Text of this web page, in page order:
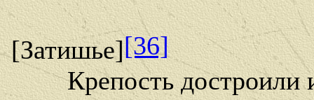
[Затишье][36]
Крепость достроили и